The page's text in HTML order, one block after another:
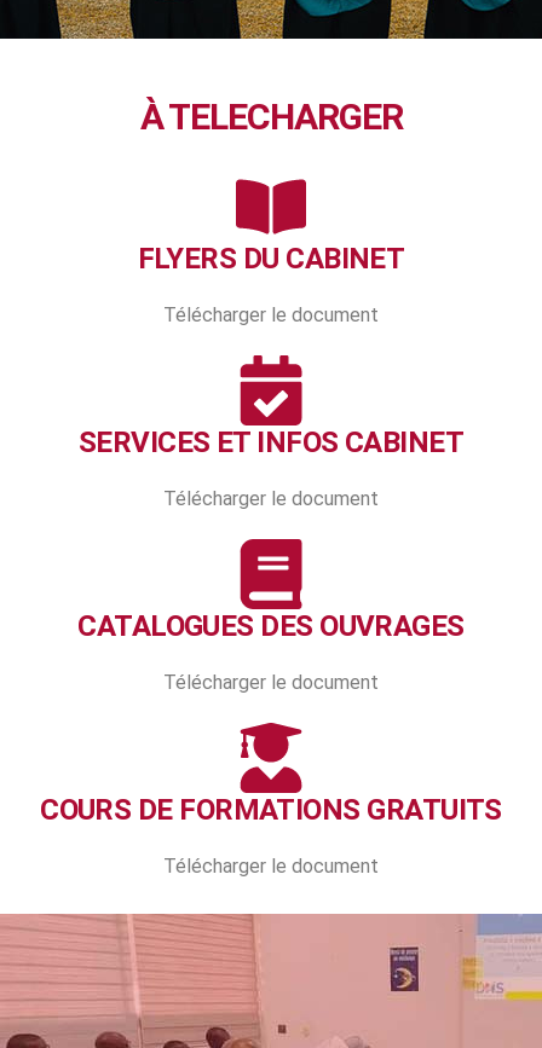
À TELECHARGER
FLYERS DU CABINET
Télécharger le document
SERVICES ET INFOS CABINET
Télécharger le document
CATALOGUES DES OUVRAGES
Télécharger le document
COURS DE FORMATIONS GRATUITS
Télécharger le document